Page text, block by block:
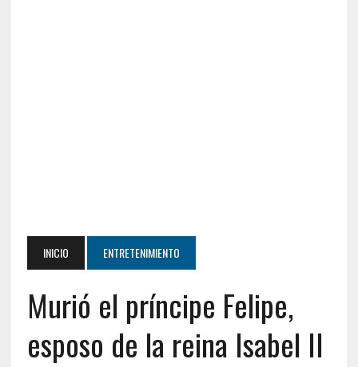
INICIO ENTRETENIMIENTO
Murió el príncipe Felipe,
esposo de la reina Isabel II